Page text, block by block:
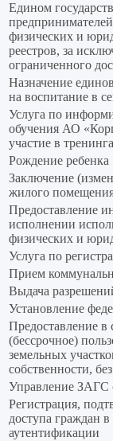
Едином
физических и
реестров, за
ограниченного
Назначение
на воспитание в
Услуга по
обучения АО
участие в
Рождение ребенка
Заключение
жилого
Предоставление
исполнении
физических и
Услуга по
Прием
Выдача
Установление
Предоставление в
(бессрочное)
земельных
собственности,
Управление ЗАГС
Регистрация,
доступа граждан
аутентификации